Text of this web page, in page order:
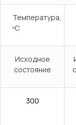
Температура,
ºС
Исходное
состояние
300